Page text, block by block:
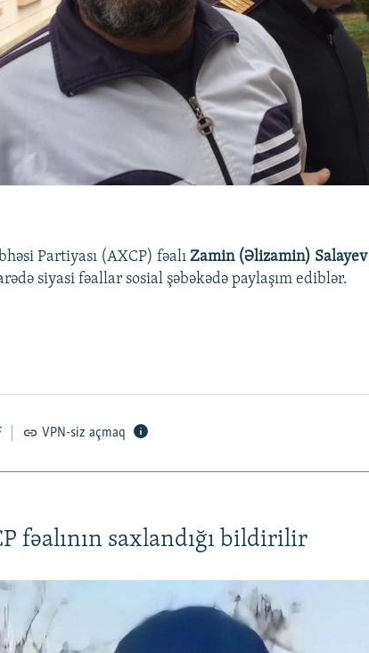
Partiyası (AXCP) fəalı Zamin (Əlizamin) Salayev
siyasi fəallar sosial şəbəkədə paylaşım ediblər.
VPN-siz açmaq
fəalının saxlandığı bildirilir